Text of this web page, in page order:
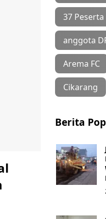
37 Peserta
anggota
Arema FC
Cikarang
Berita